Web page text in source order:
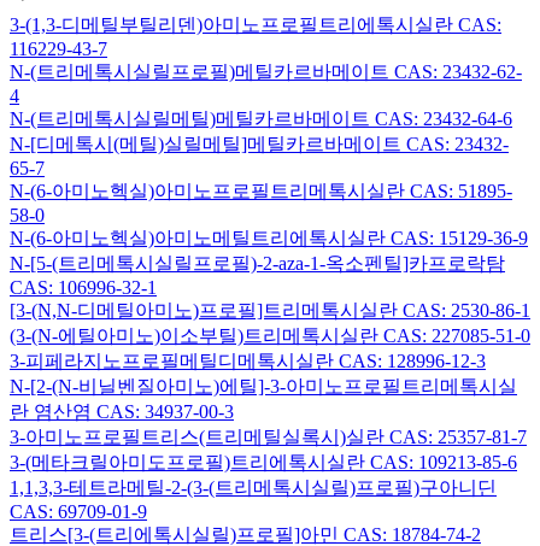
3-(1,3-디메틸부틸리덴)아미노프로필트리에톡시실란 CAS:
116229-43-7
N-(트리메톡시실릴프로필)메틸카르바메이트 CAS: 23432-62-
4
N-(트리메톡시실릴메틸)메틸카르바메이트 CAS: 23432-64-6
N-[디메톡시(메틸)실릴메틸]메틸카르바메이트 CAS: 23432-
65-7
N-(6-아미노헥실)아미노프로필트리메톡시실란 CAS: 51895-
58-0
N-(6-아미노헥실)아미노메틸트리에톡시실란 CAS: 15129-36-9
N-[5-(트리메톡시실릴프로필)-2-aza-1-옥소펜틸]카프로락탐
CAS: 106996-32-1
[3-(N,N-디메틸아미노)프로필]트리메톡시실란 CAS: 2530-86-1
(3-(N-에틸아미노)이소부틸)트리메톡시실란 CAS: 227085-51-0
3-피페라지노프로필메틸디메톡시실란 CAS: 128996-12-3
N-[2-(N-비닐벤질아미노)에틸]-3-아미노프로필트리메톡시실
란 염산염 CAS: 34937-00-3
3-아미노프로필트리스(트리메틸실록시)실란 CAS: 25357-81-7
3-(메타크릴아미도프로필)트리에톡시실란 CAS: 109213-85-6
1,1,3,3-테트라메틸-2-(3-(트리메톡시실릴)프로필)구아니딘
CAS: 69709-01-9
트리스[3-(트리에톡시실릴)프로필]아민 CAS: 18784-74-2